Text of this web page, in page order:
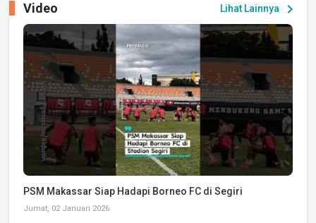
Lihat Lainnya chevron_right
Video
PSM Makassar Siap Hadapi Borneo FC di Segiri
Jumat, 02 Januari 2026